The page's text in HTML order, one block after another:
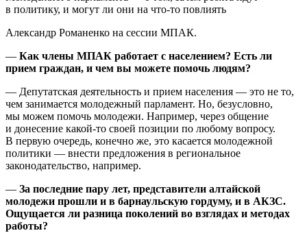
Александр Романенко на сессии МПАК.
— Как члены МПАК работает с населением? Есть ли
прием граждан, и чем вы можете помочь людям?
— Депутатская деятельность и прием населения — это не то,
чем занимается молодежный парламент. Но, безусловно,
мы можем помочь молодежи. Например, через общение
и донесение какой-то своей позиции по любому вопросу.
В первую очередь, конечно же, это касается молодежной
политики — внести предложения в региональное
законодательство, например.
— За последние пару лет, представители алтайской
молодежи прошли и в барнаульскую гордуму, и в АКЗС.
Ощущается ли разница поколений во взглядах и методах
работы?